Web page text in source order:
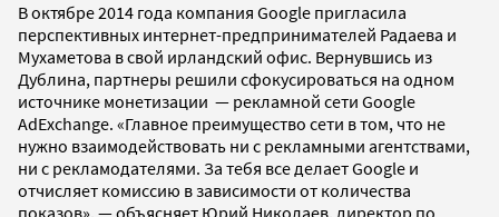
В октябре 2014 года компания Google пригласила
перспективных интернет-предпринимателей Радаева и
Мухаметова в свой ирландский офис. Вернувшись из
Дублина, партнеры решили сфокусироваться на одном
источнике монетизации — рекламной сети Google
AdExchange. «Главное преимущество сети в том, что не
нужно взаимодействовать ни с рекламными агентствами,
ни с рекламодателями. За тебя все делает Google и
отчисляет комиссию в зависимости от количества